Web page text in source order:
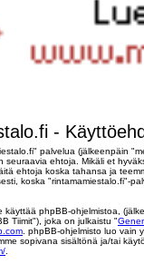
-
palvelua (jälkeenpäin
seuraavia ehtoja. Mikäli et
ehtoja koska tahansa ja
koska "rintamamiestalo.fi"-
käyttää phpBB-ohjelmistoa,
Tiimit"), joka on julkaistu "
. phpBB-ohjelmisto luo
sopivana sisältönä ja/tai